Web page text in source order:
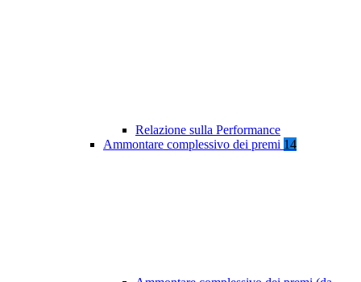
Relazione sulla Performance
Ammontare complessivo dei premi 14